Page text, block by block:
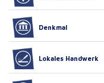
Denkmal
Lokales Handwerk